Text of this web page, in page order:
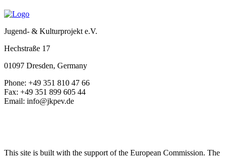
Jugend- & Kulturprojekt e.V.
Hechstraße 17
01097 Dresden, Germany
Phone: +49 351 810 47 66
Fax: +49 351 899 605 44
Email: info@jkpev.de
This site is built with the support of the European Commission. The